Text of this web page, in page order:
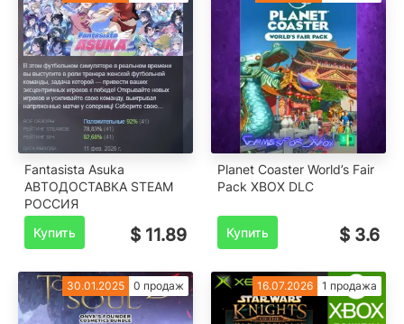
Fantasista Asuka
АВТОДОСТАВКА STEAM
РОССИЯ
Купить
$ 11.89
️Planet Coaster World’s Fair
Pack XBOX DLC
Купить $ 3.6
30.01.2025 0 продаж 16.07.2026 1 продажа